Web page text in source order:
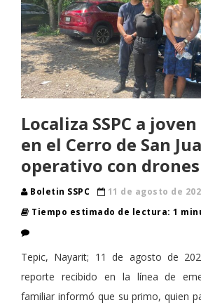
Localiza SSPC a
en el Cerro de San
operativo con drones
Boletin SSPC
11 de agosto de
Tiempo estimado de lectura: 1
Tepic, Nayarit; 11 de agosto de
reporte recibido en la línea de
familiar informó que su primo, quien